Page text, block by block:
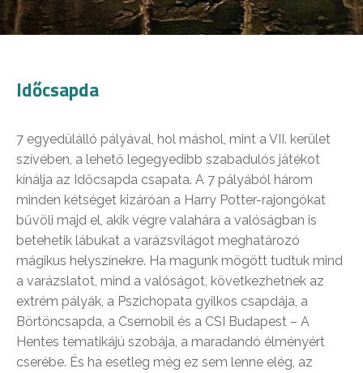
Időcsapda
7 egyedülálló pályával, hol máshol, mint a VII. kerület
szívében, a lehető legegyedibb szabadulós játékot
kínálja az Időcsapda csapata. A 7 pályából három
minden kétséget kizáróan a Harry Potter-rajongókat
bűvöli majd el, akik végre valahára a valóságban is
betehetik lábukat a varázsvilágot meghatározó
mágikus helyszínekre. Ha magunk mögött tudtuk mind
a varázslatot, mind a valóságot, következhetnek az
extrém pályák, a Pszichopata gyilkos csapdája, a
Börtöncsapda, a Csernobil és a CSI Budapest – A
Hentes tematikájú szobája, a maradandó élményért
cserébe. És ha esetleg még ez sem lenne elég, az